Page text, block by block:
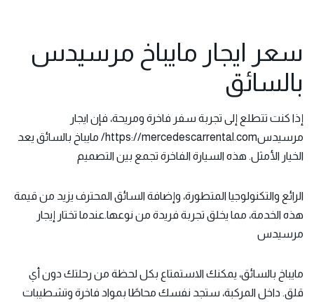
سعر ايجار مايباخ مرسيدس
بالسائق
إذا كنت تتطلع إلى تجربة سفر فاخرة ومريحة، فإن ايجار
مرسيدسhttps://mercedescarrental.com/
مايباخ بالسائق يعد
الخيار الأمثل. هذه السيارة الفاخرة تجمع بين التصميم
الرائع والتكنولوجيا المتطورة، وإضافة السائق المحترف يزيد من قيمة
هذه الخدمة، مما يخلق تجربة فريدة من نوعها.عندما تختار إيجار
مرسيدس
مايباخ بالسائق، يمكنك الاستمتاع بكل لحظة من رحلتك دون أي
قلق. داخل المركبة، ستجد نفسك محاطًا بمواد فاخرة وتشطيبات